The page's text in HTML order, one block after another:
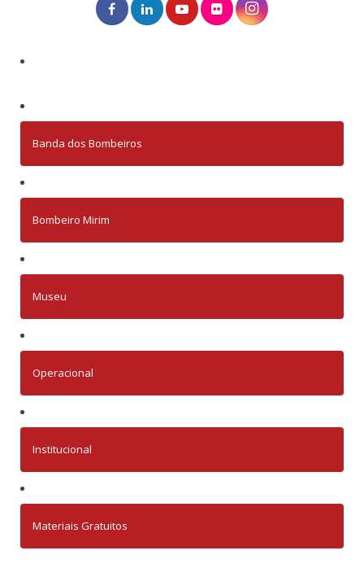
Banda dos Bombeiros
Bombeiro Mirim
Museu
Operacional
Institucional
Materiais Gratuitos